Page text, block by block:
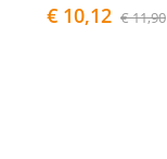
€ 10,12 € 11,90